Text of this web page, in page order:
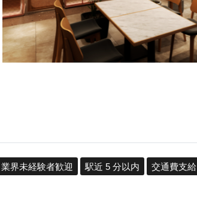
業界未経験者歓迎 駅近 5 分以内 交通費支給